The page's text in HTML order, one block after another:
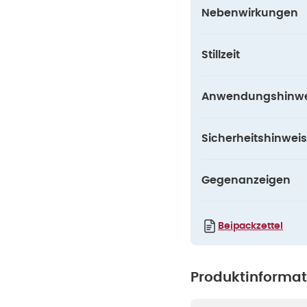
Nebenwirkungen
Stillzeit
Sicherheitshinweis
Gegenanzeigen
Beipackzettel